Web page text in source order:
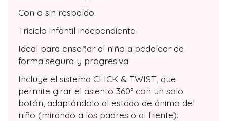
Con o sin respaldo.
Triciclo infantil independiente.
Ideal para enseñar al niño a pedalear de
forma segura y progresiva.
Incluye el sistema CLICK & TWIST, que
permite girar el asiento 360° con un solo
botón, adaptándolo al estado de ánimo del
niño (mirando a los padres o al frente).